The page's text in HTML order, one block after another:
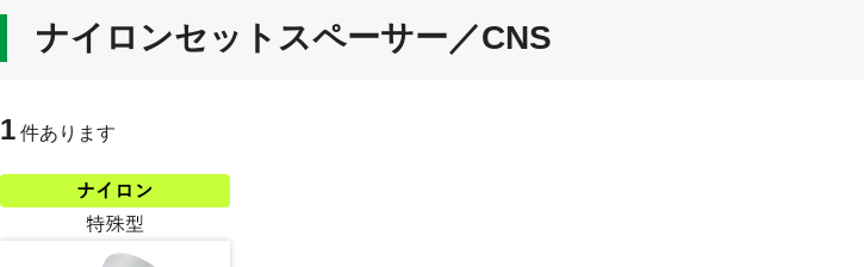
ナイロンセットスペーサー／CNS
1 件あります